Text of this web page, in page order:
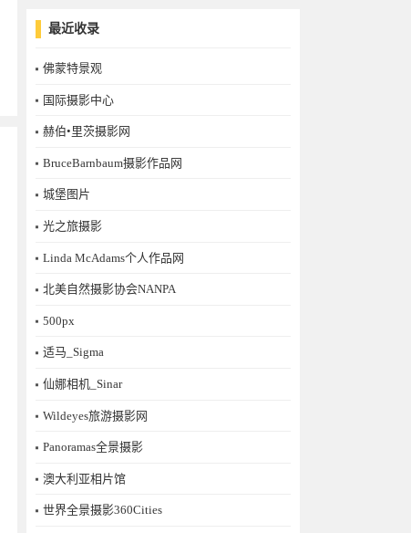
最近收录
佛蒙特景观
国际摄影中心
赫伯•里茨摄影网
BruceBarnbaum摄影作品网
城堡图片
光之旅摄影
Linda McAdams个人作品网
北美自然摄影协会NANPA
500px
适马_Sigma
仙娜相机_Sinar
Wildeyes旅游摄影网
Panoramas全景摄影
澳大利亚相片馆
世界全景摄影360Cities